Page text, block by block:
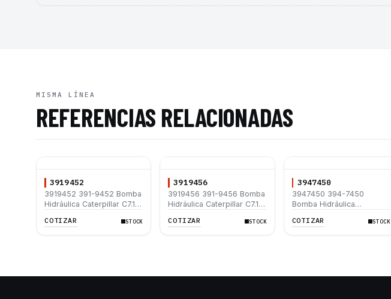
MISMA LÍNEA
REFERENCIAS RELACIONADAS
3919452
3919452 391-9452 Bomba
Hidráulica Caterpillar C7.1
320D L 330D2 L 330D2
COTIZAR STOCK
3919456
3919456 391-9456 Bomba
Hidráulica Caterpillar C7.1
320D L 330D2 L 330D2
COTIZAR STOCK
3947450
3947450 394-7450
Bomba Hidráulica
L 315D L 320D 320D L
COTIZAR STOCK